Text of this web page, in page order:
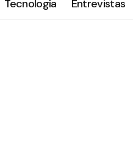
Tecnología Entrevistas